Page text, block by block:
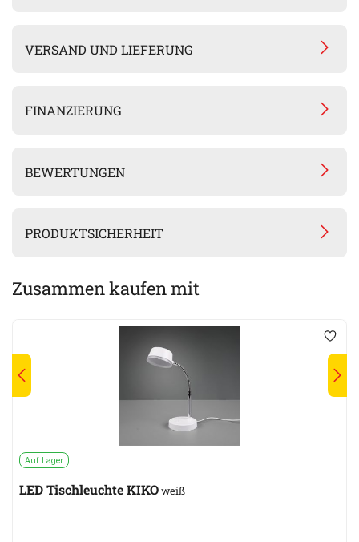
VERSAND UND LIEFERUNG
FINANZIERUNG
BEWERTUNGEN
PRODUKTSICHERHEIT
Zusammen kaufen mit
Auf Lager
LED Tischleuchte KIKOweiß